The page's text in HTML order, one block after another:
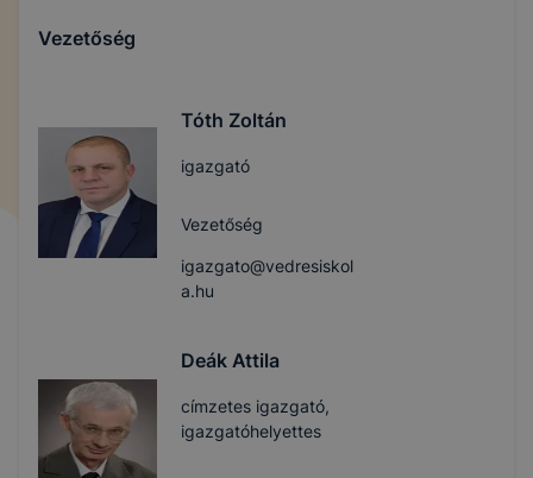
Vezetőség
Tóth Zoltán
igazgató
Vezetőség
igazgato@vedresiskol
a.hu
Deák Attila
címzetes igazgató,
igazgatóhelyettes